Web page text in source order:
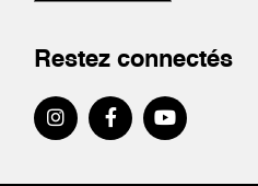
Restez connectés